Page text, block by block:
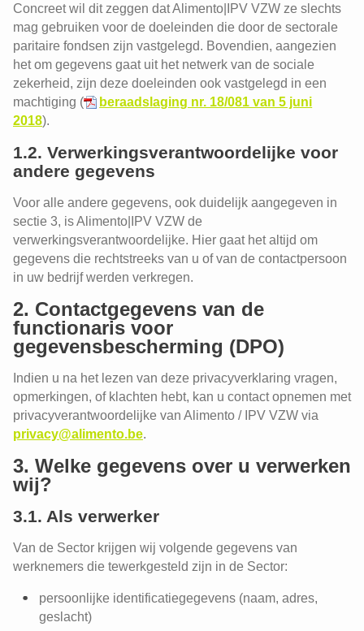
Concreet wil dit zeggen dat Alimento|IPV VZW ze slechts
mag gebruiken voor de doeleinden die door de sectorale
paritaire fondsen zijn vastgelegd. Bovendien, aangezien
het om gegevens gaat uit het netwerk van de sociale
zekerheid, zijn deze doeleinden ook vastgelegd in een
machtiging (
beraadslaging nr. 18/081 van 5 juni
2018).
1.2. Verwerkingsverantwoordelijke voor
andere gegevens
Voor alle andere gegevens, ook duidelijk aangegeven in
sectie 3, is Alimento|IPV VZW de
verwerkingsverantwoordelijke. Hier gaat het altijd om
gegevens die rechtstreeks van u of van de contactpersoon
in uw bedrijf werden verkregen.
2. Contactgegevens van de
functionaris voor
gegevensbescherming (DPO)
Indien u na het lezen van deze privacyverklaring vragen,
opmerkingen, of klachten hebt, kan u contact opnemen met
privacyverantwoordelijke van Alimento / IPV VZW via
privacy@alimento.be.
3. Welke gegevens over u verwerken
wij?
3.1. Als verwerker
Van de Sector krijgen wij volgende gegevens van
werknemers die tewerkgesteld zijn in de Sector:
persoonlijke identificatiegegevens (naam, adres,
geslacht)